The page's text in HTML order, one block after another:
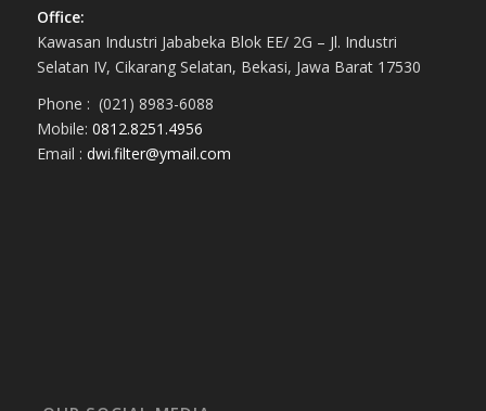
Office:
Kawasan Industri Jababeka Blok EE/ 2G – Jl. Industri
Selatan IV, Cikarang Selatan, Bekasi, Jawa Barat 17530
Phone : (021) 8983-6088
Mobile: 0812.8251.4956
Email : dwi.filter@ymail.com